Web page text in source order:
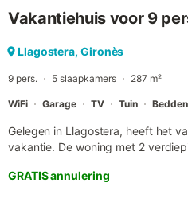
toegestaan. Evenementen zijn
Vakantiehuis voor 9
Llagostera, Gironès
9 pers. 5 slaapkamers 287 m²
WiFi Garage TV Tuin
Gelegen in Llagostera, heeft het
vakantie. De woning met 2
voorzieningen zijn Wi-Fi, een tv,
beschikbaar. De woning biedt
GRATIS annulering